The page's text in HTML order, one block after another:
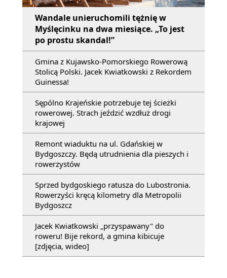
Wandale unieruchomili tężnię w
Myślęcinku na dwa miesiące. „To jest
po prostu skandal!”
Gmina z Kujawsko-Pomorskiego Rowerową
Stolicą Polski. Jacek Kwiatkowski z Rekordem
Guinessa!
Sępólno Krajeńskie potrzebuje tej ścieżki
rowerowej. Strach jeździć wzdłuż drogi
krajowej
Remont wiaduktu na ul. Gdańskiej w
Bydgoszczy. Będą utrudnienia dla pieszych i
rowerzystów
Sprzed bydgoskiego ratusza do Lubostronia.
Rowerzyści kręcą kilometry dla Metropolii
Bydgoszcz
Jacek Kwiatkowski „przyspawany" do
roweru! Bije rekord, a gmina kibicuje
[zdjęcia, wideo]